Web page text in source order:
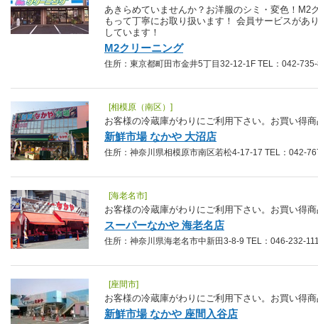
あきらめていませんか？お洋服のシミ・変色！M2
もって丁寧にお取り扱います！ 会員サービスがあ
しています！
M2クリーニング
住所：東京都町田市金井5丁目32-12-1F TEL：042-
[相模原（南区）]
お客様の冷蔵庫がわりにご利用下さい。お買い得
新鮮市場 なかや 大沼店
住所：神奈川県相模原市南区若松4-17-17 TEL：042-
[海老名市]
お客様の冷蔵庫がわりにご利用下さい。お買い得
スーパーなかや 海老名店
住所：神奈川県海老名市中新田3-8-9 TEL：046-232-
[座間市]
お客様の冷蔵庫がわりにご利用下さい。お買い得
新鮮市場 なかや 座間入谷店